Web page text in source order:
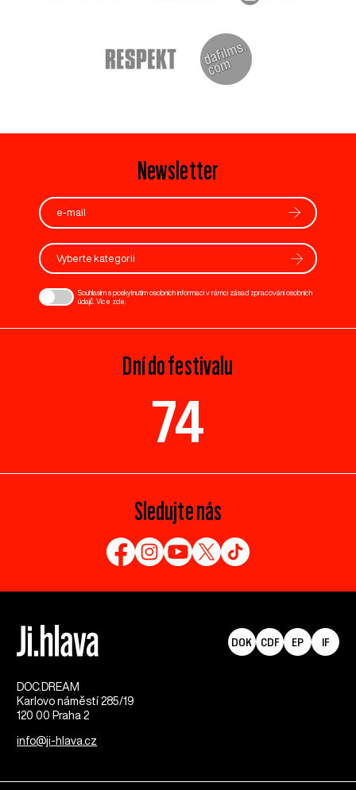
Newsletter
Vyberte kategorii
Souhlasím s poskytnutím osobních informací v rámci zásad zpracování osobních
údajů. Více zde
Dní do festivalu
74
Sledujte nás
DOC.DREAM​
Karlovo náměstí 285/19
120 00 Praha 2
info@ji-hlava.cz
DOK CDF EP IF